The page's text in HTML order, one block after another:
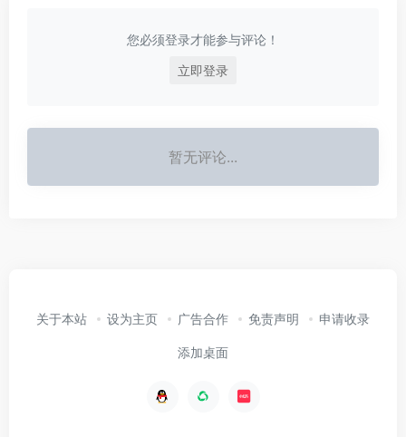
您必须登录才能参与评论！
立即登录
暂无评论...
关于本站 设为主页 广告合作 免责声明 申请收录
添加桌面